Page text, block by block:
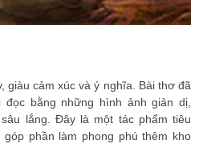
giàu cảm xúc và ý nghĩa. Bài thơ đã
bằng những hình ảnh giản dị,
lắng. Đây là một tác phẩm tiêu
phần làm phong phú thêm kho